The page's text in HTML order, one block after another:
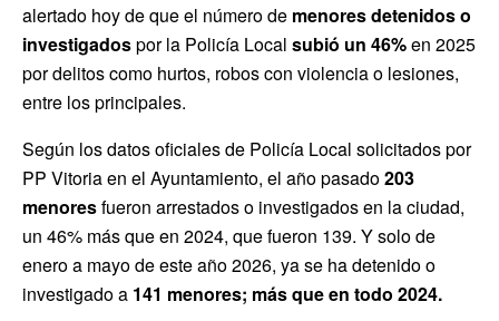
alertado hoy de que el número de menores detenidos o
investigadospor la Policía Local subió un 46%en 2025
por delitos como hurtos, robos con violencia o lesiones,
entre los principales.
Según los datos oficiales de Policía Local solicitados por
PP Vitoria en el Ayuntamiento, el año pasado203
menoresfueron arrestados o investigados en la ciudad,
un 46% más que en 2024, que fueron 139. Y solo de
enero a mayo de este año 2026, ya se ha detenido o
investigado a 141 menores; más que en todo 2024.